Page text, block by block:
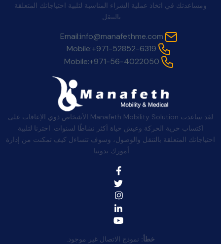
ومساعدتك في اتخاذ عملية الشراء المناسبة لتلبية احتياجاتك المتعلقة
بالتنقل.
Email:info@manafethme.com
Mobile:+971-52852-6319
Mobile:+971-56-4022050
لقد ساعدت Manafeth Mobility Solution الأشخاص ذوي الإعاقات على
اكتساب حرية الحركة وعيش حياة أكثر نشاطًا لسنوات. اخترنا لتلبية
احتياجاتك المتعلقة بالتنقل والوصول، وسوف تتساءل كيف تمكنت من إدارة
أمورك بدوننا.
خطأ: نموذج الاتصال غير موجود.